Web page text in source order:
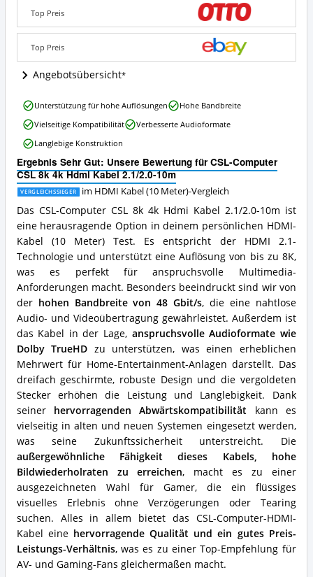
Hdmi
Kabel
2.1/2.0-
10m
Angebote:
ist
dieses
HDMI
Kabel
(10
Meter)
erhältlich?
Top Preis
Top Preis
Angebotsübersicht
Ergebnis Sehr Gut: Unsere Bewertung für CSL-Computer
CSL 8k 4k Hdmi Kabel 2.1/2.0-10m
VERGLEICHSSIEGER im HDMI Kabel (10 Meter)-Vergleich
Das CSL-Computer CSL 8k 4k Hdmi Kabel 2.1/2.0-10m ist
eine herausragende Option in deinem persönlichen HDMI-
Kabel (10 Meter) Test. Es entspricht der HDMI 2.1-
Technologie und unterstützt eine Auflösung von bis zu 8K,
was es perfekt für anspruchsvolle Multimedia-
Anforderungen macht. Besonders beeindruckt sind wir von
der hohen Bandbreite von 48 Gbit/s, die eine nahtlose
Audio- und Videoübertragung gewährleistet. Außerdem ist
das Kabel in der Lage, anspruchsvolle Audioformate wie
Dolby TrueHD zu unterstützen, was einen erheblichen
Mehrwert für Home-Entertainment-Anlagen darstellt. Das
dreifach geschirmte, robuste Design und die vergoldeten
Stecker erhöhen die Leistung und Langlebigkeit. Dank
seiner hervorragenden Abwärtskompatibilität kann es
vielseitig in alten und neuen Systemen eingesetzt werden,
was seine Zukunftssicherheit unterstreicht. Die
außergewöhnliche Fähigkeit dieses Kabels, hohe
Bildwiederholraten zu erreichen, macht es zu einer
ausgezeichneten Wahl für Gamer, die ein flüssiges
visuelles Erlebnis ohne Verzögerungen oder Tearing
suchen. Alles in allem bietet das CSL-Computer-HDMI-
Kabel eine hervorragende Qualität und ein gutes Preis-
Leistungs-Verhältnis, was es zu einer Top-Empfehlung für
AV- und Gaming-Fans gleichermaßen macht.
CSL-
Computer
CSL
8k
Hdmi
Kabel
2.1/2.0-
10m
Vorteile:
Was
spricht
für
dieses
HDMI
Kabel
(10
Meter)?
Unterstützung für hohe Auflösungen
Hohe Bandbreite
Vielseitige Kompatibilität
Verbesserte Audioformate
Langlebige Konstruktion